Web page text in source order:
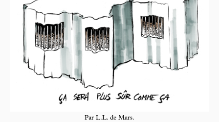
Par L.L. de Mars.